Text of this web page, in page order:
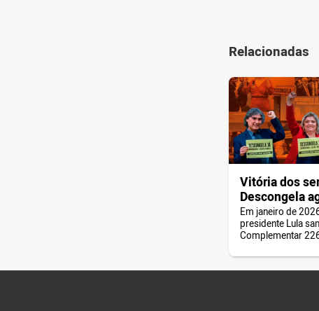
Relacionadas
Vitória dos
Descongela
Lei!
Em janeiro de
presidente Lula
Complementar
Cavalcante.